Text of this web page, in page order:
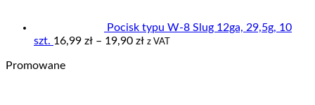
Pocisk typu W-8 Slug 12ga, 29,5g, 10
szt. 16,99 zł – 19,90 złZakres
z VAT
Promowane